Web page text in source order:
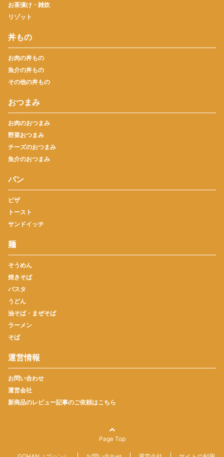
お茶漬け・雑炊
リゾット
丼もの
お肉の丼もの
魚介の丼もの
その他の丼もの
おつまみ
お肉のおつまみ
野菜おつまみ
チーズのおつまみ
魚介のおつまみ
パン
ピザ
トースト
サンドイッチ
麺
そうめん
焼きそば
パスタ
うどん
油そば・まぜそば
ラーメン
そば
運営情報
お問い合わせ
運営会社
新商品のレビュー記事のご依頼はこちら
Page Top